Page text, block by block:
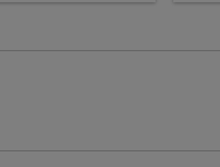
SFO–ROB: cmp-view-
SFO–ROB: cmp-view-
SFO–ROB: cmp-
SFO–ROB: